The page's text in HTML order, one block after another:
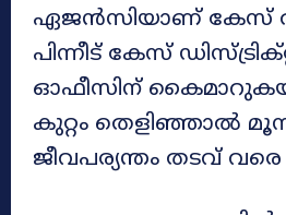
ഏജൻസിയാണ് കേസ്
പിന്നീട് കേസ്
ഓഫീസിന്
കുറ്റം തെളിഞ്ഞാൽ
ജീവപര്യന്തം തടവ് വരെ